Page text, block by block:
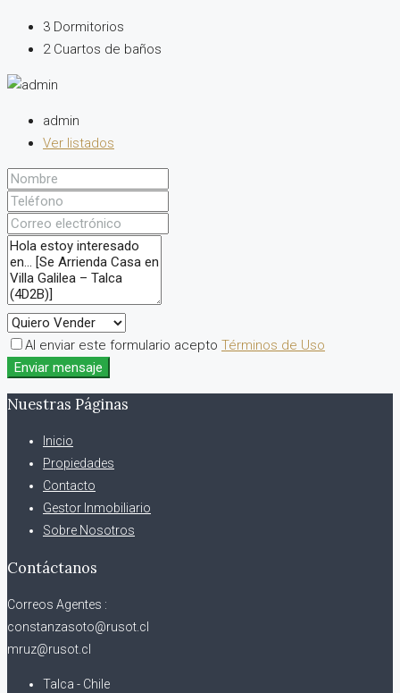
3 Dormitorios
2 Cuartos de baños
admin
Ver listados
Al enviar este formulario acepto Términos de Uso
Enviar mensaje
Nuestras Páginas
Inicio
Propiedades
Contacto
Gestor Inmobiliario
Sobre Nosotros
Contáctanos
Correos Agentes :
constanzasoto@rusot.cl
mruz@rusot.cl
Talca - Chile